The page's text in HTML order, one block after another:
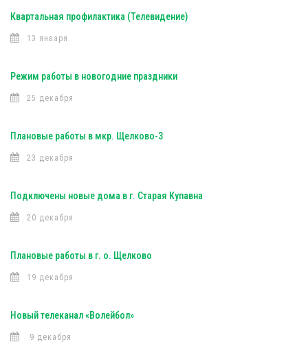
Квартальная профилактика (Телевидение)
13 января
Режим работы в новогодние праздники
25 декабря
Плановые работы в мкр. Щелково-3
23 декабря
Подключены новые дома в г. Старая Купавна
20 декабря
Плановые работы в г. о. Щелково
19 декабря
Новый телеканал «Волейбол»
9 декабря